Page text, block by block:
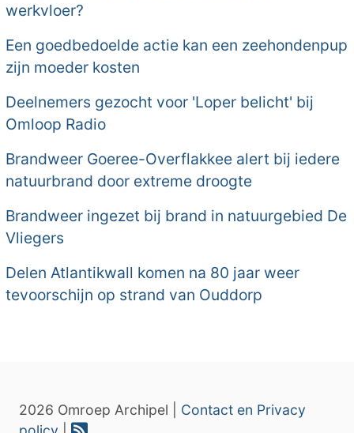
werkvloer?
Een goedbedoelde actie kan een zeehondenpup
zijn moeder kosten
Deelnemers gezocht voor 'Loper belicht' bij
Omloop Radio
Brandweer Goeree-Overflakkee alert bij iedere
natuurbrand door extreme droogte
Brandweer ingezet bij brand in natuurgebied De
Vliegers
Delen Atlantikwall komen na 80 jaar weer
tevoorschijn op strand van Ouddorp
2026 Omroep Archipel | Contact en Privacy